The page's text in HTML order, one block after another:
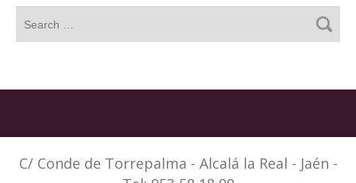
C/ Conde de Torrepalma - Alcalá la Real - Jaén -